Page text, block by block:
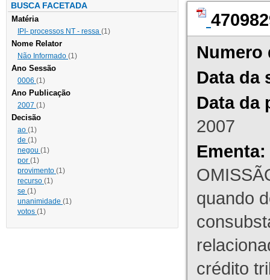
BUSCA FACETADA
Matéria
IPI- processos NT - ressa (1)
Nome Relator
Não Informado (1)
Ano Sessão
0006 (1)
Ano Publicação
2007 (1)
Decisão
ao (1)
de (1)
negou (1)
por (1)
provimento (1)
recurso (1)
se (1)
unanimidade (1)
votos (1)
Numero
Data da
Data da
2007
Ementa:
quando
crédito